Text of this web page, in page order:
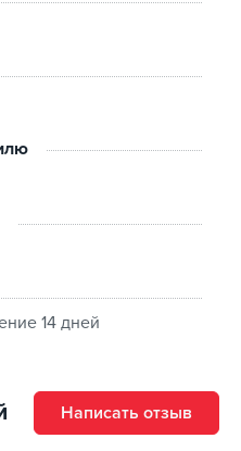
Рабочее
только для
14 дней
Написать отзыв